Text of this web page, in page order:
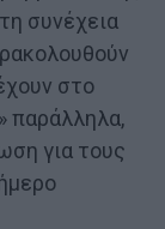
συνέχεια
στο
παράλληλα,
για τους